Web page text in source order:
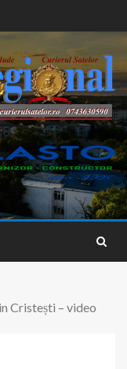
Cristești – video